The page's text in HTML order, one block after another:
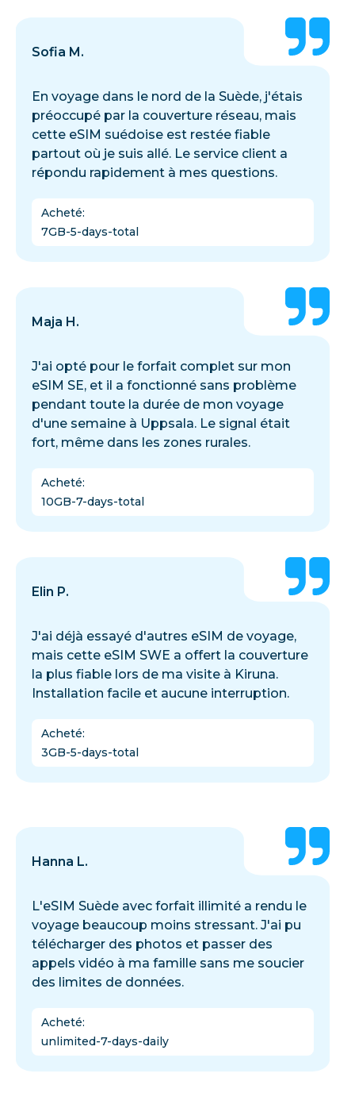
Sofia M.
En voyage dans le nord de la Suède, j'étais
préoccupé par la couverture réseau, mais
cette eSIM suédoise est restée fiable
partout où je suis allé. Le service client a
répondu rapidement à mes questions.
Acheté:
7GB-5-days-total
Maja H.
J'ai opté pour le forfait complet sur mon
eSIM SE, et il a fonctionné sans problème
pendant toute la durée de mon voyage
d'une semaine à Uppsala. Le signal était
fort, même dans les zones rurales.
Acheté:
10GB-7-days-total
Elin P.
J'ai déjà essayé d'autres eSIM de voyage,
mais cette eSIM SWE a offert la couverture
la plus fiable lors de ma visite à Kiruna.
Installation facile et aucune interruption.
Acheté:
3GB-5-days-total
Hanna L.
L'eSIM Suède avec forfait illimité a rendu le
voyage beaucoup moins stressant. J'ai pu
télécharger des photos et passer des
appels vidéo à ma famille sans me soucier
des limites de données.
Acheté:
unlimited-7-days-daily